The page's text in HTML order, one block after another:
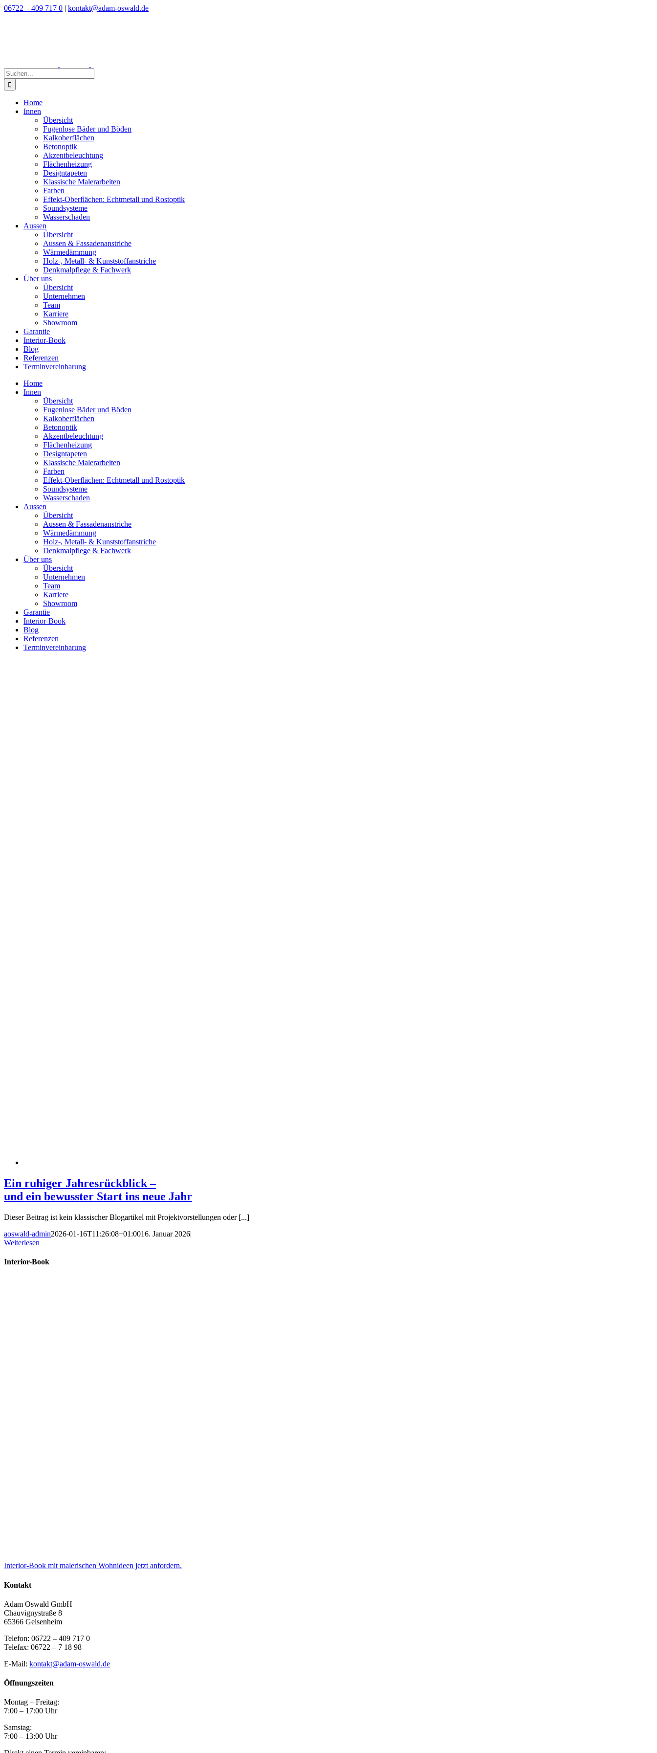
Zum
06722 – 409 717 0 | kontakt@adam-oswald.de
Suche
nach:
Home
Innen
Übersicht
Fugenlose Bäder und Böden
Kalkoberflächen
Betonoptik
Akzentbeleuchtung
Flächenheizung
Designtapeten
Klassische Malerarbeiten
Farben
Effekt-Oberflächen: Echtmetall und Rostoptik
Soundsysteme
Wasserschaden
Aussen
Übersicht
Aussen & Fassadenanstriche
Wärmedämmung
Holz-, Metall- & Kunststoffanstriche
Denkmalpflege & Fachwerk
Über uns
Übersicht
Unternehmen
Team
Karriere
Showroom
Garantie
Interior-Book
Blog
Referenzen
Terminvereinbarung
Home
Innen
Übersicht
Fugenlose Bäder und Böden
Kalkoberflächen
Betonoptik
Akzentbeleuchtung
Flächenheizung
Designtapeten
Klassische Malerarbeiten
Farben
Effekt-Oberflächen: Echtmetall und Rostoptik
Soundsysteme
Wasserschaden
Aussen
Übersicht
Aussen & Fassadenanstriche
Wärmedämmung
Holz-, Metall- & Kunststoffanstriche
Denkmalpflege & Fachwerk
Über uns
Übersicht
Unternehmen
Team
Karriere
Showroom
Garantie
Interior-Book
Blog
Referenzen
Terminvereinbarung
Ein ruhiger Jahresrückblick –
und ein bewusster Start ins neue Jahr
Dieser Beitrag ist kein klassischer Blogartikel mit Projektvorstellungen oder [...]
aoswald-admin2026-01-16T11:26:08+01:0016. Januar 2026|
Weiterlesen
Interior-Book
Interior-Book mit malerischen Wohnideen jetzt anfordern.
Kontakt
Adam Oswald GmbH
Chauvignystraße 8
65366 Geisenheim
Telefon: 06722 – 409 717 0
Telefax: 06722 – 7 18 98
E-Mail: kontakt@adam-oswald.de
Öffnungszeiten
Montag – Freitag:
7:00 – 17:00 Uhr
Samstag:
7:00 – 13:00 Uhr